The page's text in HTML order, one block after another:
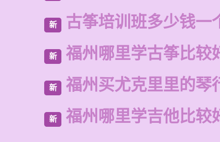
新 古筝培训班多少钱一
新 福州哪里学古筝比较
新 福州买尤克里里的琴
新 福州哪里学吉他比较